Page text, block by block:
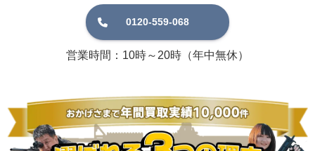
営業時間：10時～20時（年中無休）